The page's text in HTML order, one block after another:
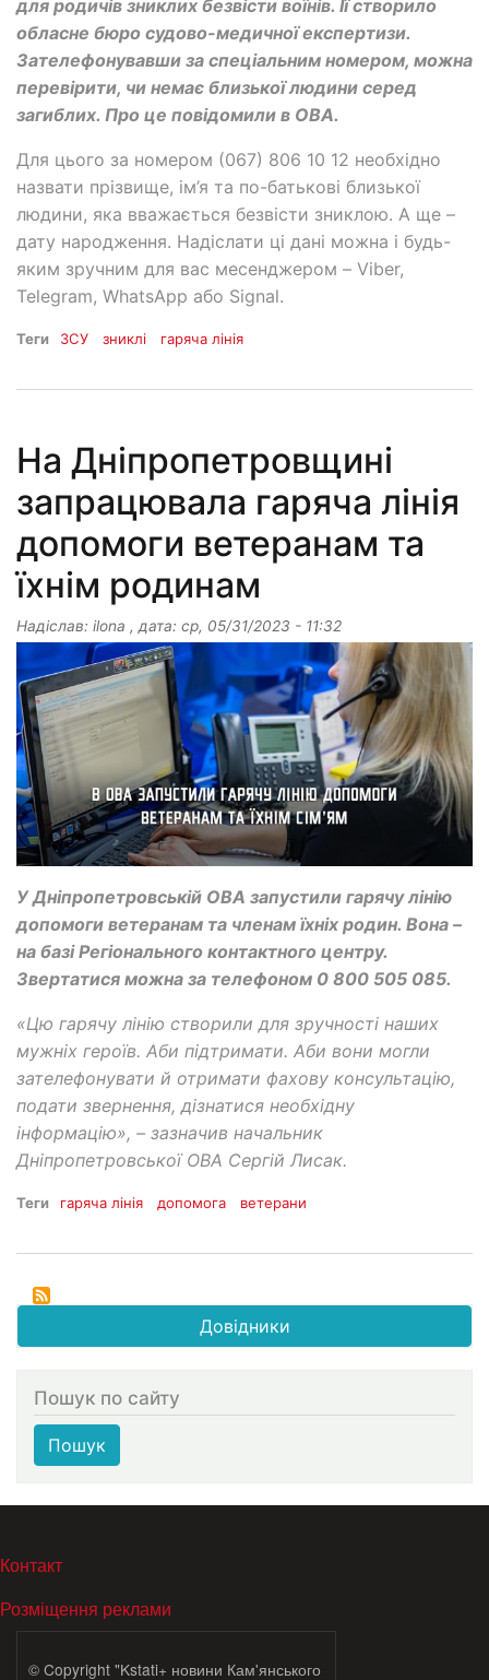
для родичів зниклих безвісти воїнів. Її створило
обласне бюро судово-медичної експертизи.
Зателефонувавши за спеціальним номером, можна
перевірити, чи немає близької людини серед
загиблих. Про це повідомили в ОВА.
Для цього за номером (067) 806 10 12 необхідно
назвати прізвище, ім’я та по-батькові близької
людини, яка вважається безвісти зниклою. А ще –
дату народження. Надіслати ці дані можна і будь-
яким зручним для вас месенджером – Viber,
Telegram, WhatsApp або Signal.
Теги ЗСУ зниклі гаряча лінія
На Дніпропетровщині
запрацювала гаряча лінія
допомоги ветеранам та
їхнім родинам
Надіслав: ilona , дата: ср, 05/31/2023 - 11:32
У Дніпропетровській ОВА запустили гарячу лінію
допомоги ветеранам та членам їхніх родин. Вона –
на базі Регіонального контактного центру.
Звертатися можна за телефоном 0 800 505 085.
«Цю гарячу лінію створили для зручності наших
мужніх героїв. Аби підтримати. Аби вони могли
зателефонувати й отримати фахову консультацію,
подати звернення, дізнатися необхідну
інформацію», – зазначив начальник
Дніпропетровської ОВА Сергій Лисак.
Теги гаряча лінія допомога ветерани
Довідники
Пошук по сайту
Пошук
МЕНЮ В ПОДВАЛЕ
Контакт
Розміщення реклами
© Copyright "Kstati+ новини Кам'янського